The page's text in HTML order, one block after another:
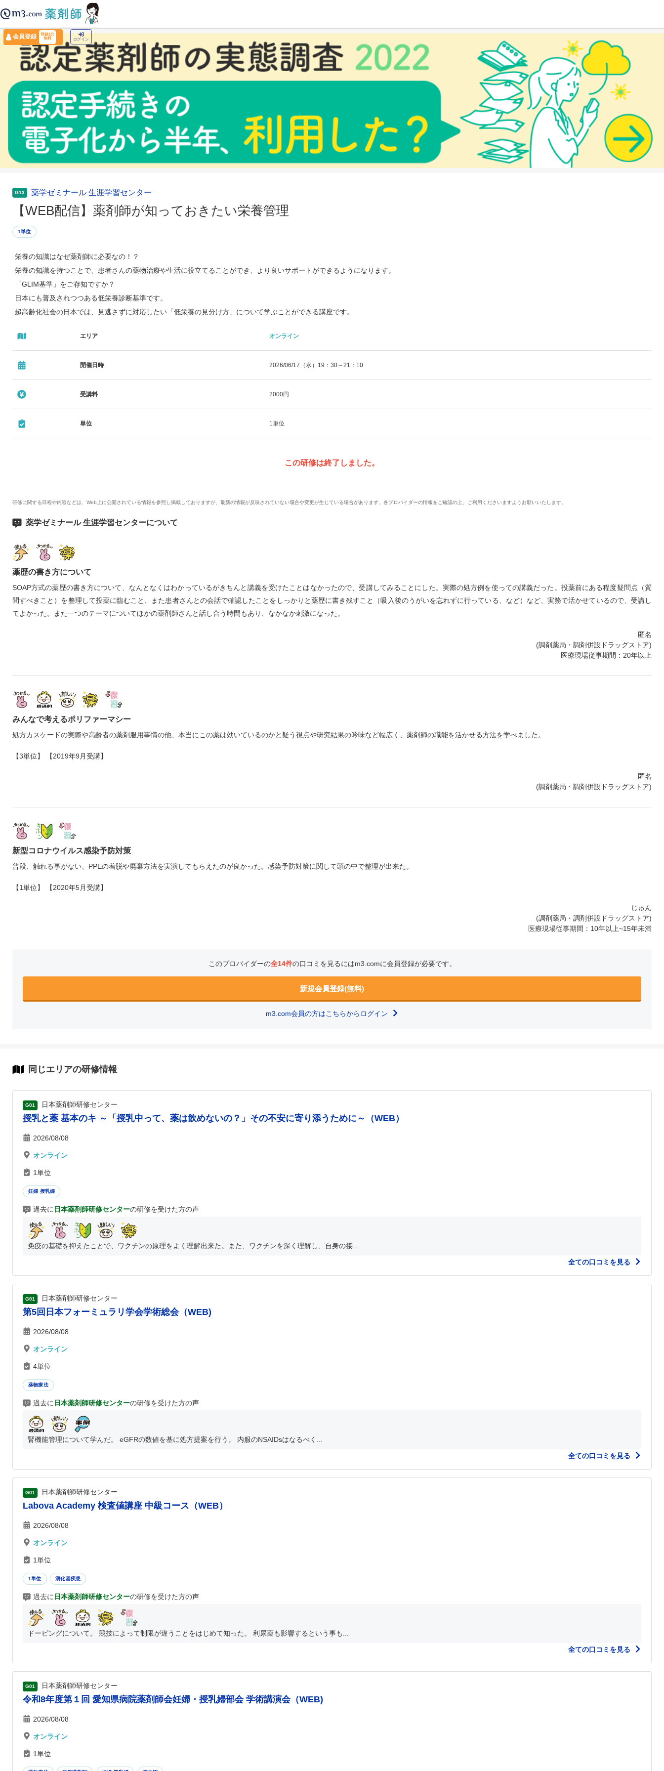
会員登録
登録1分
無料
ログイン
› 【WEB配信】薬剤師が知っておきたい栄養管理
G13 薬学ゼミナール 生涯学習センター
【WEB配信】薬剤師が知っておきたい栄養管理
1単位
栄養の知識はなぜ薬剤師に必要なの！？
栄養の知識を持つことで、患者さんの薬物治療や生活に役立てることができ、より良いサポートができるようになります。
「GLIM基準」をご存知ですか？
日本にも普及されつつある低栄養診断基準です。
超高齢化社会の日本では、見逃さずに対応したい「低栄養の見分け方」について学ぶことができる講座です。
講師：鈴鹿医療科学大学薬学部 臨床薬学センター 教授
エリア オンライン
開催日時 2026/06/17（水）19：30～21：10
受講料 2000円
単位 1単位
この研修は終了しました。
研修に関する日程や内容などは、Web上に公開されている情報を参照し掲載しておりますが、最新の情報が反映されていない場合や変更が生じている場合があります。各プロバイダーの情報をご確認の上、ご利用くださいますようお願いいたします。
薬学ゼミナール 生涯学習センターについて
薬歴の書き方について
SOAP方式の薬歴の書き方について、なんとなくはわかっているがきちんと講義を受けたことはなかったので、受講してみることにした。実際の処方例を使っての講義だった。投薬前にある程度疑問点（質
問すべきこと）を整理して投薬に臨むこと、また患者さんとの会話で確認したことをしっかりと薬歴に書き残すこと（吸入後のうがいを忘れずに行っている、など）など、実務で活かせているので、受講し
てよかった。また一つのテーマについてほかの薬剤師さんと話し合う時間もあり、なかなか刺激になった。
匿名
(調剤薬局・調剤併設ドラッグストア)
医療現場従事期間：20年以上
みんなで考えるポリファーマシー
処方カスケードの実際や高齢者の薬剤服用事情の他、本当にこの薬は効いているのかと疑う視点や研究結果の吟味など幅広く、薬剤師の職能を活かせる方法を学べました。
【3単位】 【2019年9月受講】
匿名
(調剤薬局・調剤併設ドラッグストア)
新型コロナウイルス感染予防対策
普段、触れる事がない、PPEの着脱や廃棄方法を実演してもらえたのが良かった。感染予防対策に関して頭の中で整理が出来た。
【1単位】 【2020年5月受講】
じゅん
(調剤薬局・調剤併設ドラッグストア)
医療現場従事期間：10年以上~15年未満
このプロバイダーの全14件の口コミを見るにはm3.comに会員登録が必要です。
新規会員登録(無料)
m3.com会員の方はこちらからログイン
同じエリアの研修情報
G01 日本薬剤師研修センター
授乳と薬 基本のキ ～「授乳中って、薬は飲めないの？」その不安に寄り添うために～（WEB）
2026/08/08
オンライン
1単位
妊婦 授乳婦
過去に 日本薬剤師研修センターの研修を受けた方の声
免疫の基礎を抑えたことで、ワクチンの原理をよく理解出来た。また、ワクチンを深く理解し、自身の接...
全ての口コミを見る
G01 日本薬剤師研修センター
第5回日本フォーミュラリ学会学術総会（WEB)
2026/08/08
オンライン
4単位
薬物療法
過去に 日本薬剤師研修センターの研修を受けた方の声
腎機能管理について学んだ。 eGFRの数値を基に処方提案を行う。 内服のNSAIDsはなるべく...
全ての口コミを見る
G01 日本薬剤師研修センター
Labova Academy 検査値講座 中級コース（WEB）
2026/08/08
オンライン
1単位
1単位 消化器疾患
過去に 日本薬剤師研修センターの研修を受けた方の声
ドーピングについて。 競技によって制限が違うことをはじめて知った。 利尿薬も影響するという事も...
全ての口コミを見る
G01 日本薬剤師研修センター
令和8年度第１回 愛知県病院薬剤師会妊婦・授乳婦部会 学術講演会（WEB)
2026/08/08
オンライン
1単位